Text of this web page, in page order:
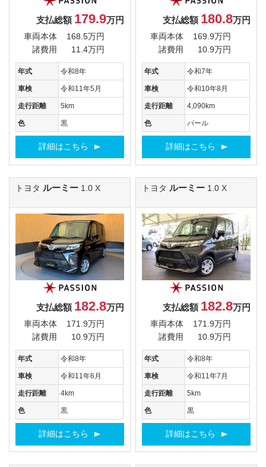
支払総額 179.9万円
車両本体
168.5万円
諸費用
11.4万円
年式 令和8年
車検 令和11年5月
走行距離 5km
色 黒
詳細はこちら
支払総額 180.8万円
車両本体
169.9万円
諸費用
10.9万円
年式 令和7年
車検 令和10年8月
走行距離 4,090km
色 パール
詳細はこちら
トヨタ ルーミー 1.0 X
支払総額 182.8万円
車両本体
171.9万円
諸費用
10.9万円
年式 令和8年
車検 令和11年6月
走行距離 4km
色 黒
詳細はこちら
トヨタ ルーミー 1.0 X
支払総額 182.8万円
車両本体
171.9万円
諸費用
10.9万円
年式 令和8年
車検 令和11年7月
走行距離 5km
色 黒
詳細はこちら